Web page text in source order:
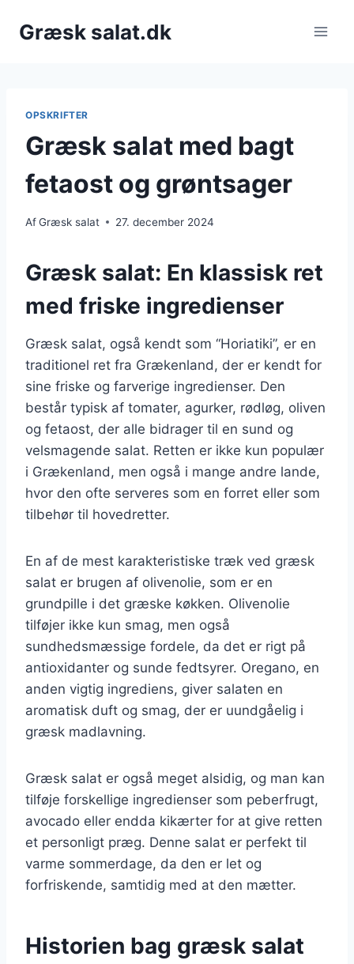
Græsk salat.dk
OPSKRIFTER
Græsk salat med bagt
fetaost og grøntsager
AfGræsk salat 27. december 2024
Græsk salat: En klassisk ret
med friske ingredienser
Græsk salat, også kendt som “Horiatiki”, er en
traditionel ret fra Grækenland, der er kendt for
sine friske og farverige ingredienser. Den
består typisk af tomater, agurker, rødløg, oliven
og fetaost, der alle bidrager til en sund og
velsmagende salat. Retten er ikke kun populær
i Grækenland, men også i mange andre lande,
hvor den ofte serveres som en forret eller som
tilbehør til hovedretter.
En af de mest karakteristiske træk ved græsk
salat er brugen af olivenolie, som er en
grundpille i det græske køkken. Olivenolie
tilføjer ikke kun smag, men også
sundhedsmæssige fordele, da det er rigt på
antioxidanter og sunde fedtsyrer. Oregano, en
anden vigtig ingrediens, giver salaten en
aromatisk duft og smag, der er uundgåelig i
græsk madlavning.
Græsk salat er også meget alsidig, og man kan
tilføje forskellige ingredienser som peberfrugt,
avocado eller endda kikærter for at give retten
et personligt præg. Denne salat er perfekt til
varme sommerdage, da den er let og
forfriskende, samtidig med at den mætter.
Historien bag græsk salat